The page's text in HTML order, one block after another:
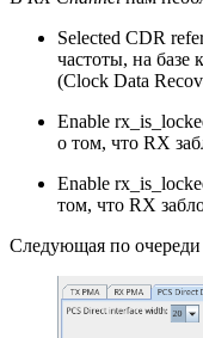
Selected CDR
частоты, на базе
(Clock Data
Enable
о том, что RX
Enable
том, что RX
Следующая по очереди